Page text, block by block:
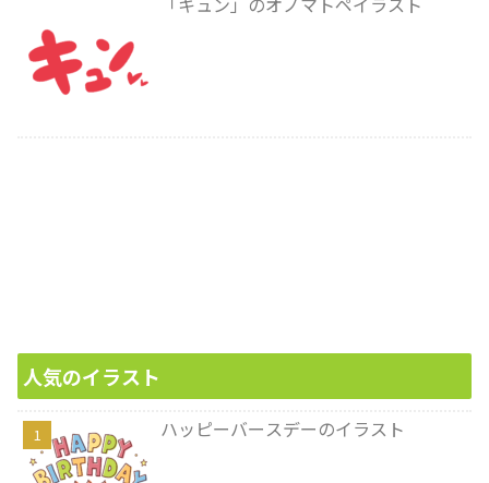
人気のイラスト
ハッピーバースデーのイラスト